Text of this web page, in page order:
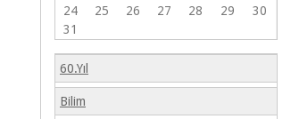
24
25 26 27 28 29
30
31
60.Yıl
Bilim